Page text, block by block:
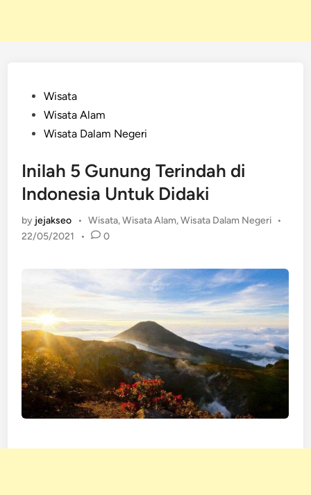
PostedWisata
Wisata Alam
Wisata Dalam Negeri
Inilah 5 Gunung Terindah di
Indonesia Untuk Didaki
by jejakseo • Posted
in
Wisata,Wisata Alam,Wisata Dalam Negeri •
22/05/2021
• 0